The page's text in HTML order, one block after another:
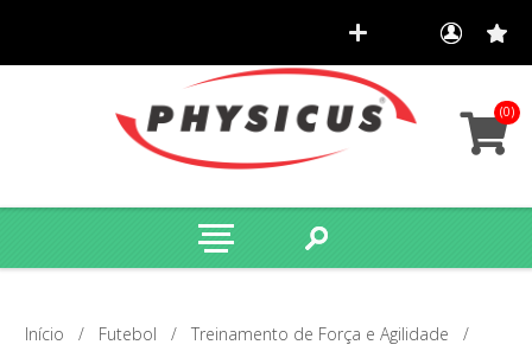
(0)
Início / Futebol / Treinamento de Força e Agilidade
/